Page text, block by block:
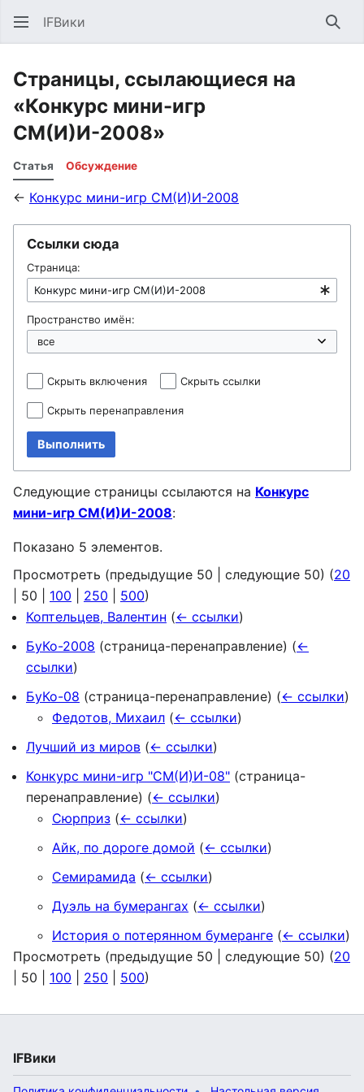
IFВики
Страницы, ссылающиеся на
«Конкурс мини-игр
СМ(И)И-2008»
Статья Обсуждение
← Конкурс мини-игр СМ(И)И-2008
Ссылки сюда
Страница:
Пространство имён:
Скрыть включения Скрыть ссылки
Скрыть перенаправления
Выполнить
Следующие страницы ссылаются на Конкурс
мини-игр СМ(И)И-2008:
Показано 5 элементов.
Просмотреть (предыдущие 50 следующие 50) (20
50 100 250 500)
Коптельцев, Валентин (← ссылки)
БуКо-2008 (страница-перенаправление) (←
ссылки)
БуКо-08 (страница-перенаправление) (← ссылки)
Федотов, Михаил (← ссылки)
Лучший из миров (← ссылки)
Конкурс мини-игр "СМ(И)И-08" (страница-
перенаправление) (← ссылки)
Сюрприз (← ссылки)
Айк, по дороге домой (← ссылки)
Семирамида (← ссылки)
Дуэль на бумерангах (← ссылки)
История о потерянном бумеранге (← ссылки)
Просмотреть (предыдущие 50 следующие 50) (20
50 100 250 500)
IFВики